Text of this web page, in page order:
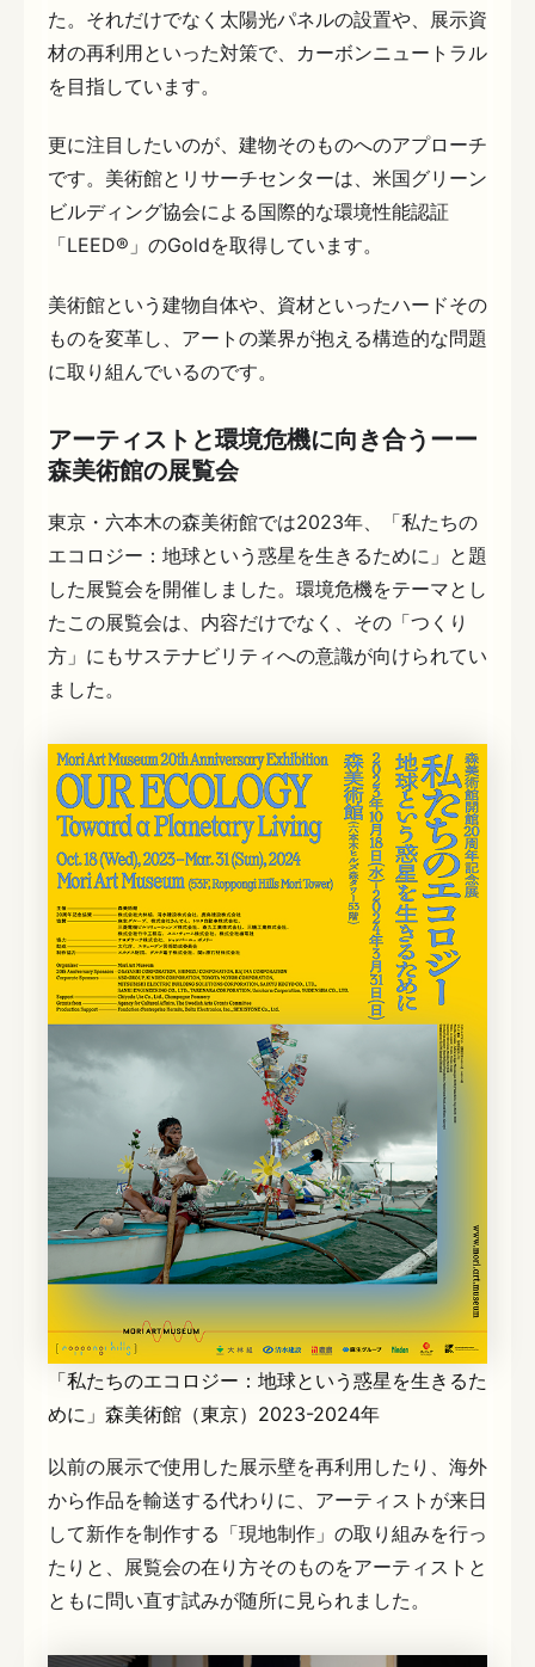
た。それだけでなく太陽光パネルの設置や、展示資
材の再利用といった対策で、カーボンニュートラル
を目指しています。
更に注目したいのが、建物そのものへのアプローチ
です。美術館とリサーチセンターは、米国グリーン
ビルディング協会による国際的な環境性能認証
「LEED®」のGoldを取得しています。
美術館という建物自体や、資材といったハードその
ものを変革し、アートの業界が抱える構造的な問題
に取り組んでいるのです。
アーティストと環境危機に向き合うーー
森美術館の展覧会
東京・六本木の森美術館では2023年、「私たちの
エコロジー：地球という惑星を生きるために」と題
した展覧会を開催しました。環境危機をテーマとし
たこの展覧会は、内容だけでなく、その「つくり
方」にもサステナビリティへの意識が向けられてい
ました。
「私たちのエコロジー：地球という惑星を生きるた
めに」森美術館（東京）2023-2024年
以前の展示で使用した展示壁を再利用したり、海外
から作品を輸送する代わりに、アーティストが来日
して新作を制作する「現地制作」の取り組みを行っ
たりと、展覧会の在り方そのものをアーティストと
ともに問い直す試みが随所に見られました。